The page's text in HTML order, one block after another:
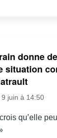
donne
situation
juin à 14:50
qu’elle